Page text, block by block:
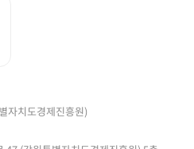
자치도경제진흥원)